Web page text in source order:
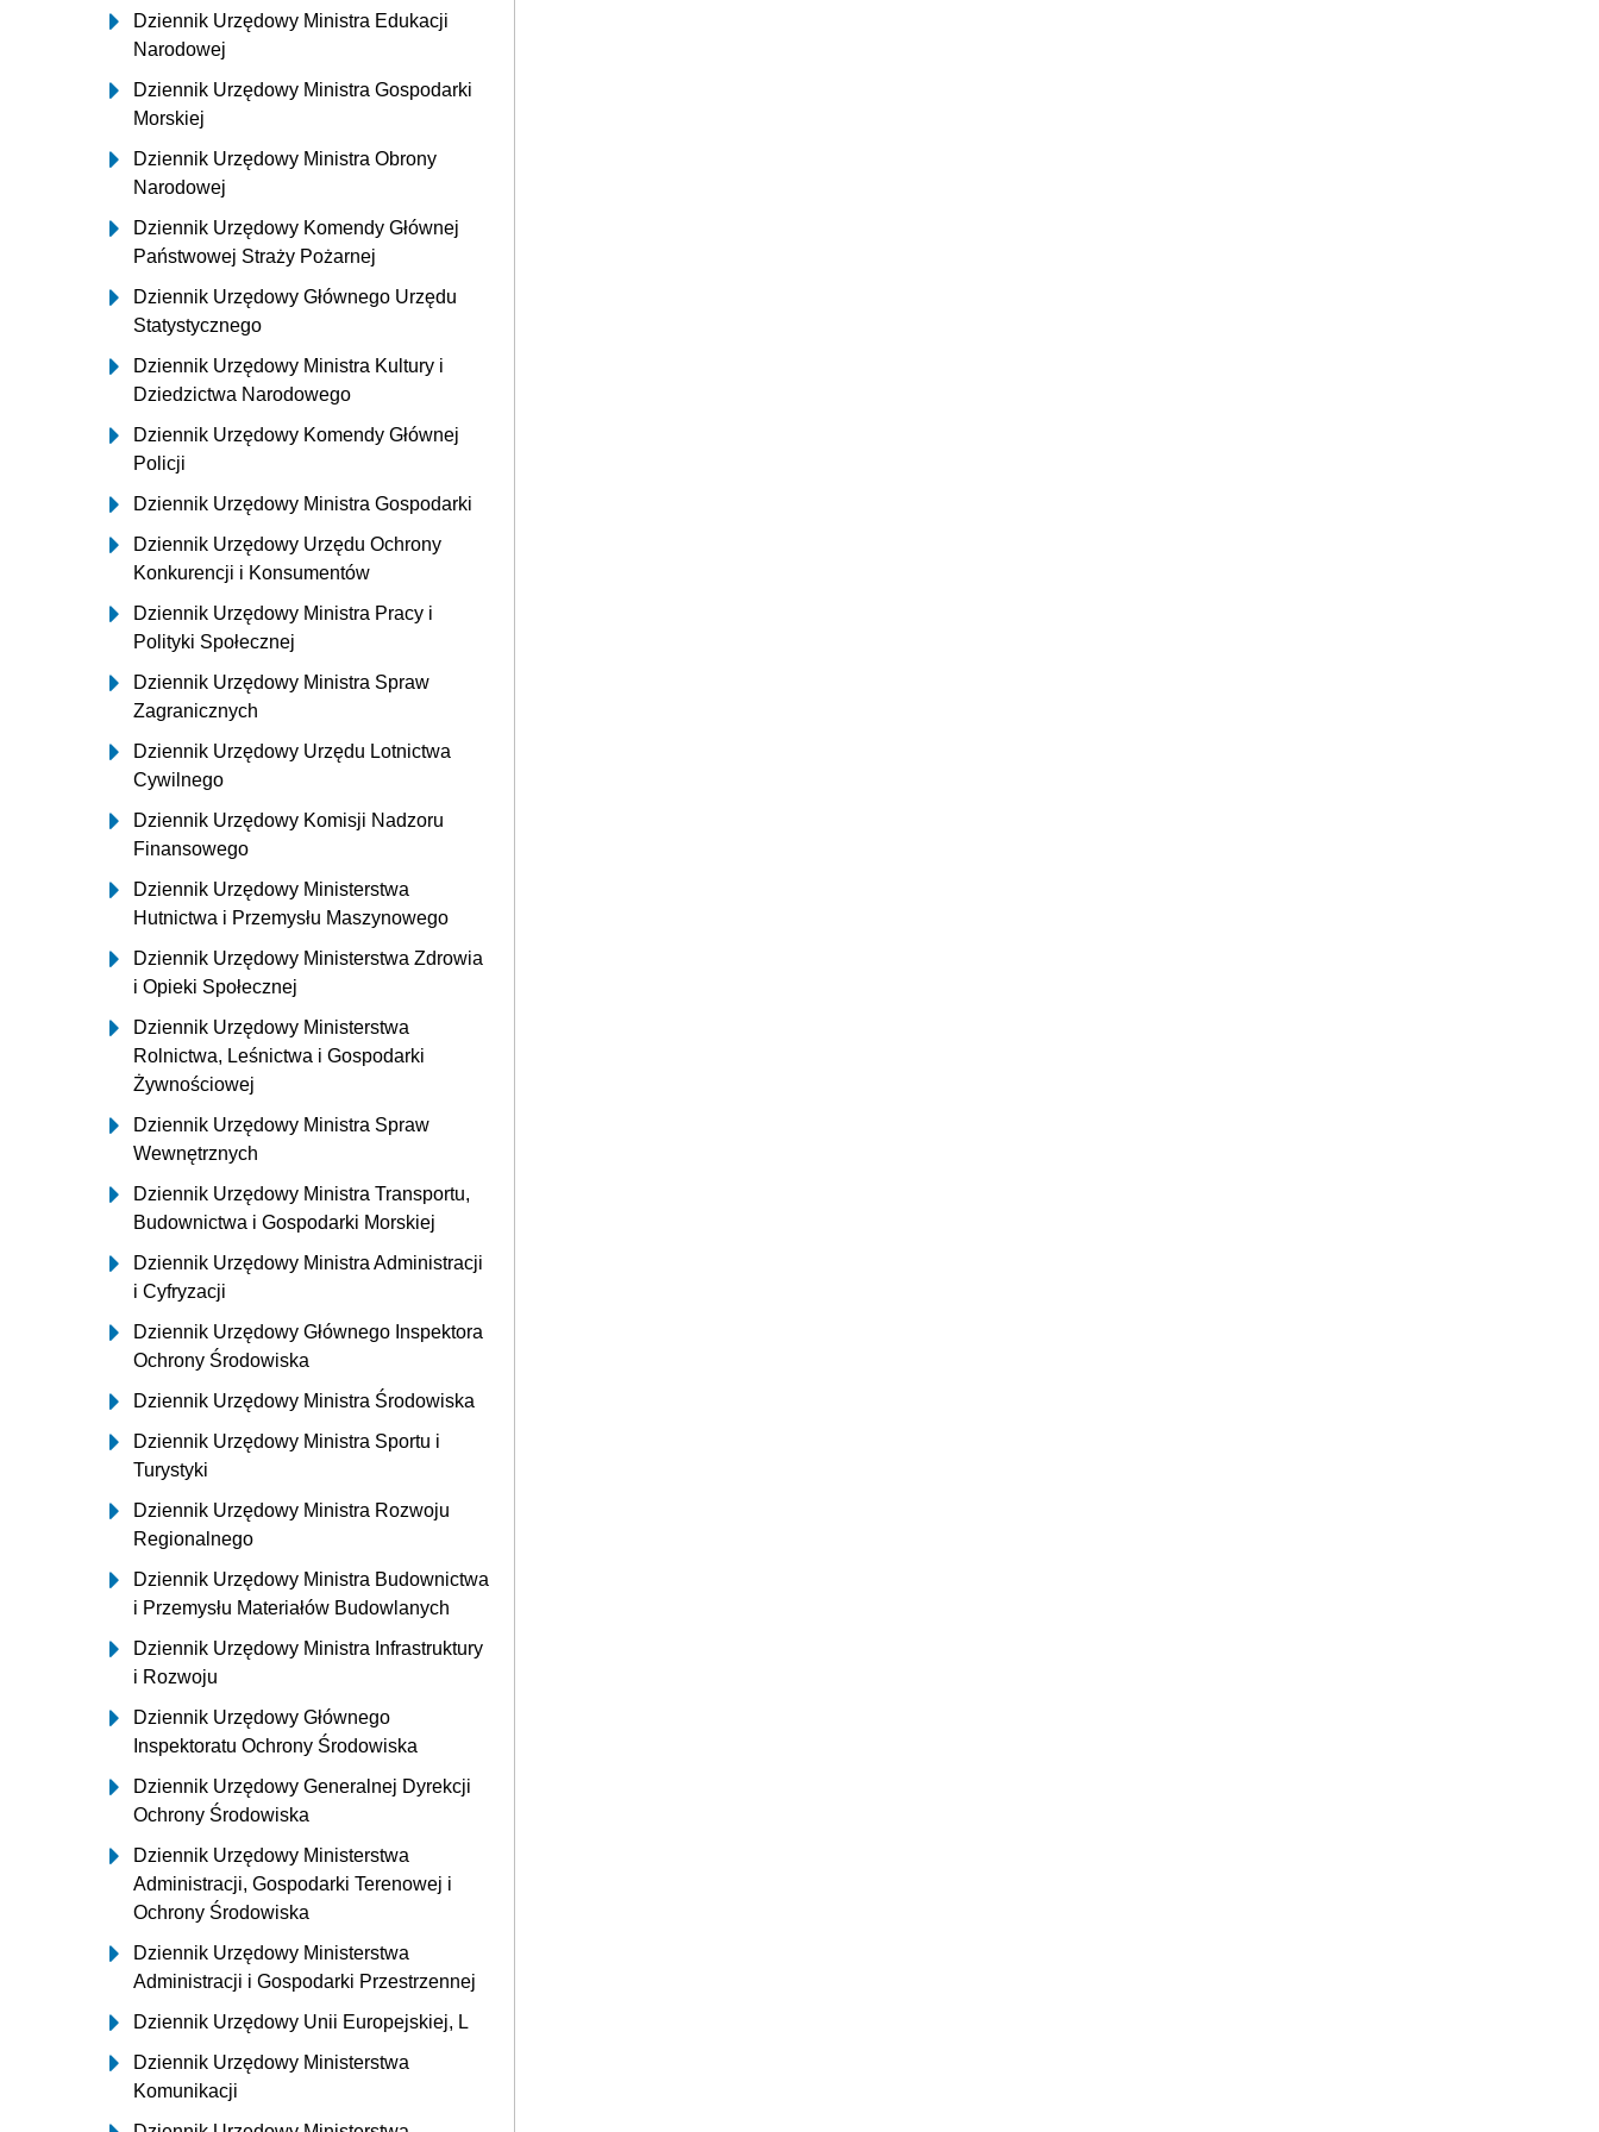
Dziennik Urzędowy Ministra Edukacji
Narodowej
Dziennik Urzędowy Ministra Gospodarki
Morskiej
Dziennik Urzędowy Ministra Obrony
Narodowej
Dziennik Urzędowy Komendy Głównej
Państwowej Straży Pożarnej
Dziennik Urzędowy Głównego Urzędu
Statystycznego
Dziennik Urzędowy Ministra Kultury i
Dziedzictwa Narodowego
Dziennik Urzędowy Komendy Głównej
Policji
Dziennik Urzędowy Ministra Gospodarki
Dziennik Urzędowy Urzędu Ochrony
Konkurencji i Konsumentów
Dziennik Urzędowy Ministra Pracy i
Polityki Społecznej
Dziennik Urzędowy Ministra Spraw
Zagranicznych
Dziennik Urzędowy Urzędu Lotnictwa
Cywilnego
Dziennik Urzędowy Komisji Nadzoru
Finansowego
Dziennik Urzędowy Ministerstwa
Hutnictwa i Przemysłu Maszynowego
Dziennik Urzędowy Ministerstwa Zdrowia
i Opieki Społecznej
Dziennik Urzędowy Ministerstwa
Rolnictwa, Leśnictwa i Gospodarki
Żywnościowej
Dziennik Urzędowy Ministra Spraw
Wewnętrznych
Dziennik Urzędowy Ministra Transportu,
Budownictwa i Gospodarki Morskiej
Dziennik Urzędowy Ministra Administracji
i Cyfryzacji
Dziennik Urzędowy Głównego Inspektora
Ochrony Środowiska
Dziennik Urzędowy Ministra Środowiska
Dziennik Urzędowy Ministra Sportu i
Turystyki
Dziennik Urzędowy Ministra Rozwoju
Regionalnego
Dziennik Urzędowy Ministra Budownictwa
i Przemysłu Materiałów Budowlanych
Dziennik Urzędowy Ministra Infrastruktury
i Rozwoju
Dziennik Urzędowy Głównego
Inspektoratu Ochrony Środowiska
Dziennik Urzędowy Generalnej Dyrekcji
Ochrony Środowiska
Dziennik Urzędowy Ministerstwa
Administracji, Gospodarki Terenowej i
Ochrony Środowiska
Dziennik Urzędowy Ministerstwa
Administracji i Gospodarki Przestrzennej
Dziennik Urzędowy Unii Europejskiej, L
Dziennik Urzędowy Ministerstwa
Komunikacji